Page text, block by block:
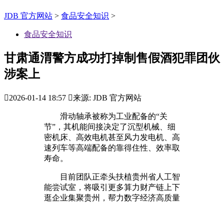
JDB 官方网站 > 食品安全知识 >
食品安全知识
甘肃通渭警方成功打掉制售假酒犯罪团伙
涉案上
2026-01-14 18:57 来源: JDB 官方网站
滑动轴承被称为工业配备的“关
节”，其机能间接决定了沉型机械、细
密机床、高效电机甚至风力发电机、高
速列车等高端配备的靠得住性、效率取
寿命。
目前团队正牵头扶植贵州省人工智
能尝试室，将吸引更多算力财产链上下
逛企业集聚贵州，帮力数字经济高质量